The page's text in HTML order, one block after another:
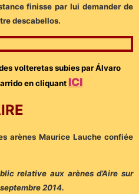
finisse par lui demander de
descabellos.
volteretas subies par Álvaro
en cliquant ICI
arènes Maurice Lauche confiée
relative aux arènes d’Aire sur
2014.